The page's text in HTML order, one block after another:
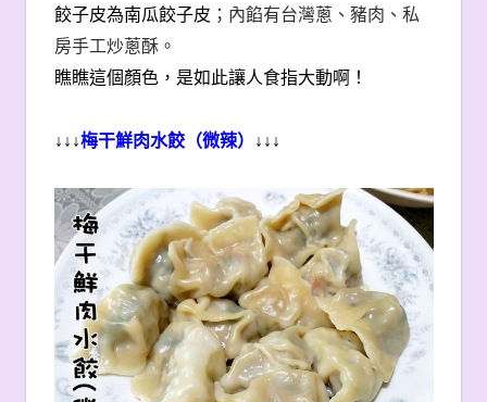
餃子皮為南瓜餃子皮 ；內餡有台灣蔥、豬肉、私
房手工炒蔥酥。
瞧瞧這個顏色，是如此讓人食指大動啊！
↓↓↓梅干鮮肉水餃（微辣） ↓↓↓